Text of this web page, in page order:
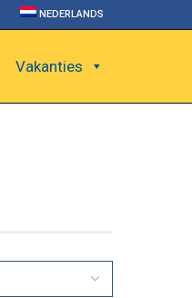
NEDERLANDS
Vakanties